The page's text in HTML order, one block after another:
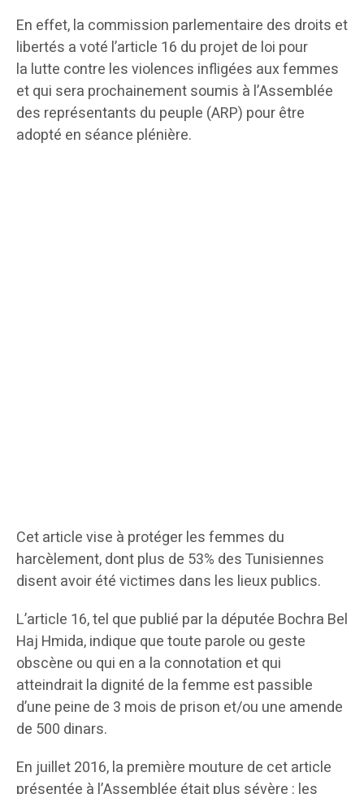
En effet, la commission parlementaire des droits et
libertés a voté l’article 16 du projet de loi pour
la lutte contre les violences infligées aux femmes
et qui sera prochainement soumis à l’Assemblée
des représentants du peuple (ARP) pour être
adopté en séance plénière.
Cet article vise à protéger les femmes du
harcèlement, dont plus de 53% des Tunisiennes
disent avoir été victimes dans les lieux publics.
L’article 16, tel que publié par la députée Bochra Bel
Haj Hmida, indique que toute parole ou geste
obscène ou qui en a la connotation et qui
atteindrait la dignité de la femme est passible
d’une peine de 3 mois de prison et/ou une amende
de 500 dinars.
En juillet 2016, la première mouture de cet article